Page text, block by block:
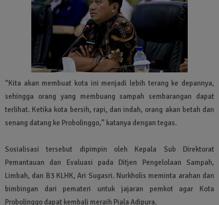
“Kita akan membuat kota ini menjadi lebih terang ke depannya,
sehingga orang yang membuang sampah sembarangan dapat
terlihat. Ketika kota bersih, rapi, dan indah, orang akan betah dan
senang datang ke Probolinggo,” katanya dengan tegas.
Sosialisasi tersebut dipimpin oleh Kepala Sub Direktorat
Pemantauan dan Evaluasi pada Ditjen Pengelolaan Sampah,
Limbah, dan B3 KLHK, Ari Sugasri. Nurkholis meminta arahan dan
bimbingan dari pemateri untuk jajaran pemkot agar Kota
Probolinggo dapat kembali meraih Piala Adipura.